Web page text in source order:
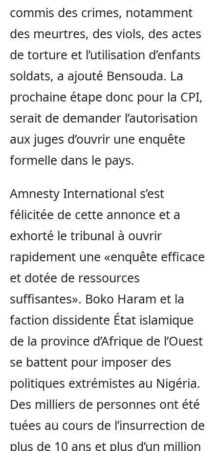
commis des crimes, notamment
des meurtres, des viols, des actes
de torture et l’utilisation d’enfants
soldats, a ajouté Bensouda. La
prochaine étape donc pour la CPI,
serait de demander l’autorisation
aux juges d’ouvrir une enquête
formelle dans le pays.
Amnesty International s’est
félicitée de cette annonce et a
exhorté le tribunal à ouvrir
rapidement une «enquête efficace
et dotée de ressources
suffisantes». Boko Haram et la
faction dissidente État islamique
de la province d’Afrique de l’Ouest
se battent pour imposer des
politiques extrémistes au Nigéria.
Des milliers de personnes ont été
tuées au cours de l’insurrection de
plus de 10 ans et plus d’un million